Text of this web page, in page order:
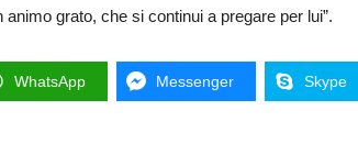
grato, che si continui a pregare per lui”.
WhatsApp Messenger Skype